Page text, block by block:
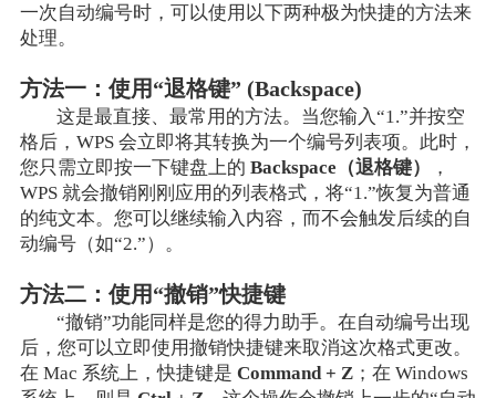
一次自动编号时，可以使用以下两种极为快捷的方法来
处理。
方法一：使用“退格键” (Backspace)
这是最直接、最常用的方法。当您输入“1.”并按空
格后，WPS 会立即将其转换为一个编号列表项。此时，
您只需立即按一下键盘上的 Backspace（退格键）
，
WPS 就会撤销刚刚应用的列表格式，将“1.”恢复为普通
的纯文本。您可以继续输入内容，而不会触发后续的自
动编号（如“2.”）。
方法二：使用“撤销”快捷键
“撤销”功能同样是您的得力助手。在自动编号出现
后，您可以立即使用撤销快捷键来取消这次格式更改。
在 Mac 系统上，快捷键是 Command + Z；在 Windows